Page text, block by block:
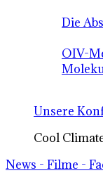
Die
OIV-
Unsere
Cool
News - Filme -